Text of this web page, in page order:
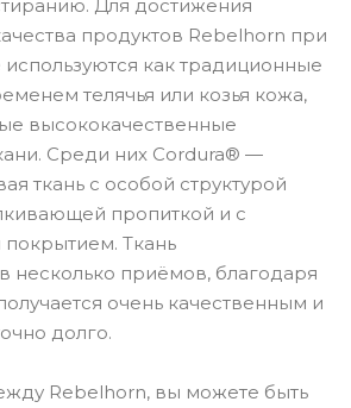
Для достижения
продуктов Rebelhorn при
как традиционные
телячья или козья кожа,
высококачественные
Среди них Cordura® —
ткань с особой структурой
пропиткой и с
Ткань
несколько приёмов, благодаря
очень качественным и
долго.
Rebelhorn, вы можете быть